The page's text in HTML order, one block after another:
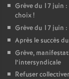
Grève du 17 juin
choix!
Grève du 17 juin
Après le succès
Grève,
l’intersyndicale
Refuser